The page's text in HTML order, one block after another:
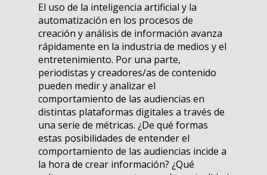
El uso de la inteligencia artificial y la
automatización en los procesos de
creación y análisis de información avanza
rápidamente en la industria de medios y el
entretenimiento. Por una parte,
periodistas y creadores/as de contenido
pueden medir y analizar el
comportamiento de las audiencias en
distintas plataformas digitales a través de
una serie de métricas. ¿De qué formas
estas posibilidades de entender el
comportamiento de las audiencias incide a
la hora de crear información? ¿Qué